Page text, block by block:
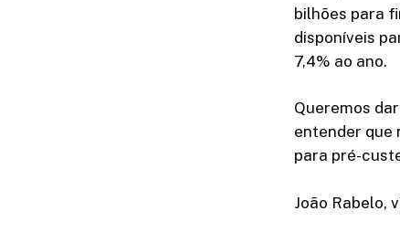
bilhões para
disponíveis
7,4% ao ano.
Queremos
entender que
para pré-
João Rabelo,